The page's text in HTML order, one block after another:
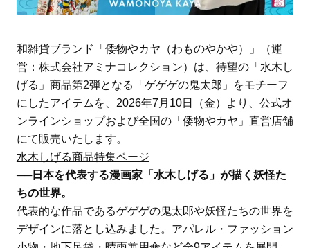
和雑貨ブランド「倭物やカヤ（わものやかや）」（運
営：株式会社アミナコレクション）は、待望の「水木し
げる」商品第2弾となる「ゲゲゲの鬼太郎」をモチーフ
にしたアイテムを、2026年7月10日（金）より、公式オ
ンラインショップおよび全国の「倭物やカヤ」直営店舗
にて販売いたします。
水木しげる商品特集ページ
──日本を代表する漫画家「水木しげる」が描く妖怪た
ちの世界。
代表的な作品であるゲゲゲの鬼太郎や妖怪たちの世界を
デザインに落とし込みました。アパレル・ファッション